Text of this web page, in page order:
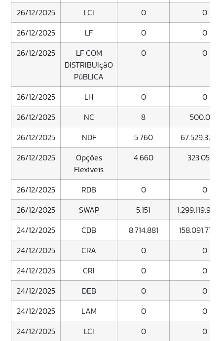
26/12/2025
LCI 0
0
26/12/2025
LF 0
0
26/12/2025
LF COM
DISTRIBUIçãO
PúBLICA
0 0
26/12/2025 LH 0
0
26/12/2025
NC 8
500.000
26/12/2025
NDF 5.760
26/12/2025
Opções
Flexíveis
4.660
26/12/2025 RDB 0
0
26/12/2025
SWAP 5.151
24/12/2025
CDB 8.714.881
24/12/2025
CRA 0
0
24/12/2025
CRI 0
0
24/12/2025
DEB 0
0
24/12/2025
LAM 0
0
24/12/2025
LCI 0
0